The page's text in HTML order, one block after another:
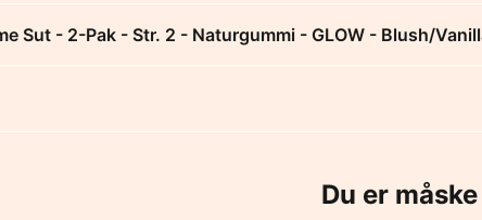
Sut - 2-Pak - Str. 2 - Naturgummi - GLOW - Blush/
Du er